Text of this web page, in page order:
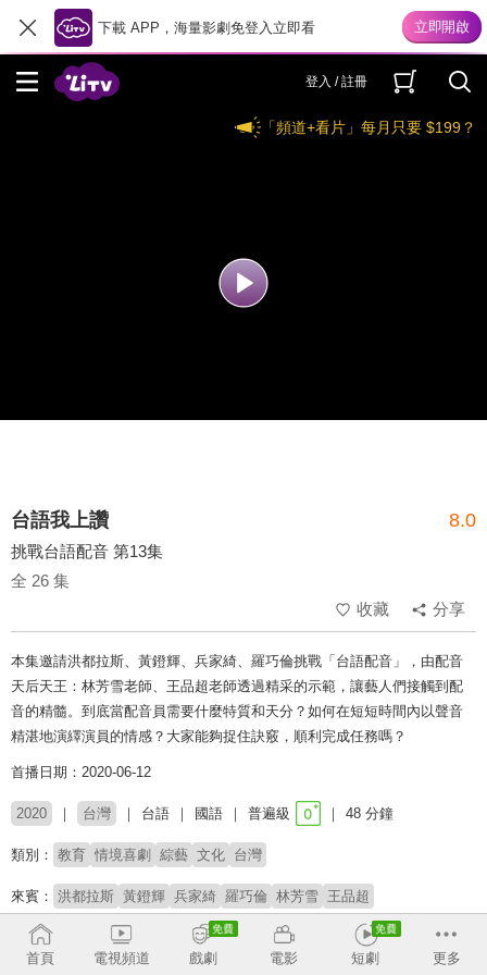
下載 APP，海量影劇免登入立即看
登入 / 註冊
「頻道+看片」每月只要 $199？
台語我上讚 8.0
挑戰台語配音 第13集
全 26 集
收藏
分享
本集邀請洪都拉斯、黃鐙輝、兵家綺、羅巧倫挑戰「台語配音」，由配音
天后天王：林芳雪老師、王品超老師透過精采的示範，讓藝人們接觸到配
音的精髓。到底當配音員需要什麼特質和天分？如何在短短時間內以聲音
精湛地演繹演員的情感？大家能夠捉住訣竅，順利完成任務嗎？
首播日期：2020-06-12
2020 台灣 台語 國語 普遍級 48 分鐘
類別： 教育 情境喜劇 綜藝 文化 台灣
來賓： 洪都拉斯 黃鐙輝 兵家綺 羅巧倫 林芳雪 王品超
主持：
黃鴻升
首頁
電視頻道 戲劇 電影 短劇 更多